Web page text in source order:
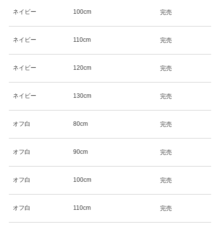
ネイビー 100cm 完売
ネイビー 110cm 完売
ネイビー 120cm 完売
ネイビー 130cm 完売
オフ白 80cm 完売
オフ白 90cm 完売
オフ白 100cm 完売
オフ白 110cm 完売